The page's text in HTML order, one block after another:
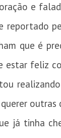
e
reportado
que é
estar feliz
outras
já tinha